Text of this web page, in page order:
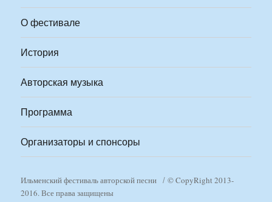
О фестивале
История
Авторская музыка
Программа
Организаторы и спонсоры
Ильменский фестиваль авторской песни
© CopyRight 2013-
2016. Все права защищены